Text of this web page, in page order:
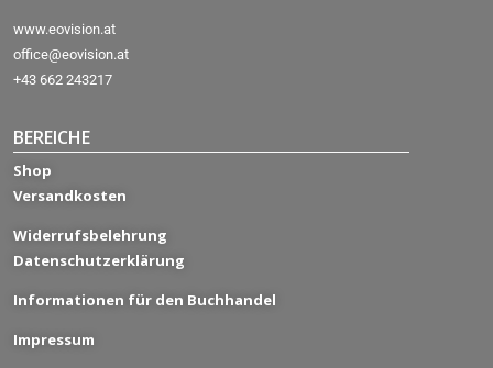
www.eovision.at
office@eovision.at
+43 662 243217
BEREICHE
Shop
Versandkosten
Widerrufsbelehrung
Datenschutzerklärung
Informationen für den Buchhandel
Impressum